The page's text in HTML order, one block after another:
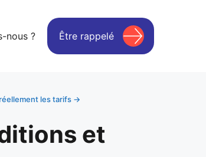
nous ? Être rappelé
les tarifs →
et